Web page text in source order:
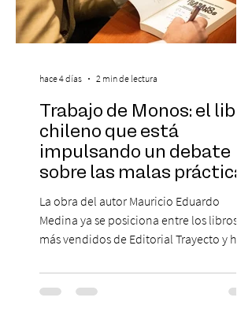
Trabajo de Monos: el libro
chileno que está
impulsando un debate
sobre las malas prácticas
laborales y el futuro del
trabajo
La obra del autor Mauricio Eduardo
Medina ya se posiciona entre los libros
más vendidos de Editorial Trayecto y ha
para mejorar los procesos de selección
laboral en Chile. En un contexto donde el
hace 4 días 2 min de lectura